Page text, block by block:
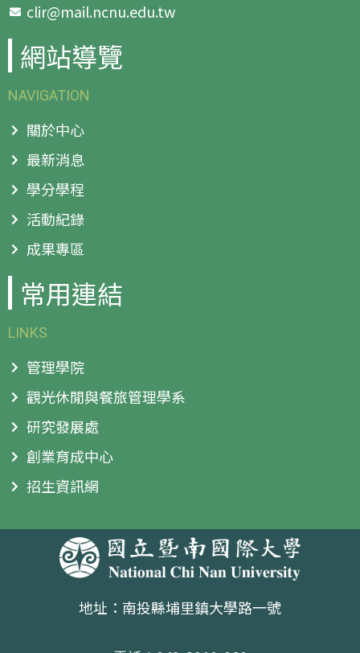
clir@mail.ncnu.edu.tw
網站導覽
NAVIGATION
關於中心
最新消息
學分學程
活動紀錄
成果專區
常用連結
LINKS
管理學院
觀光休閒與餐旅管理學系
研究發展處
創業育成中心
招生資訊網
地址：南投縣埔里鎮大學路一號